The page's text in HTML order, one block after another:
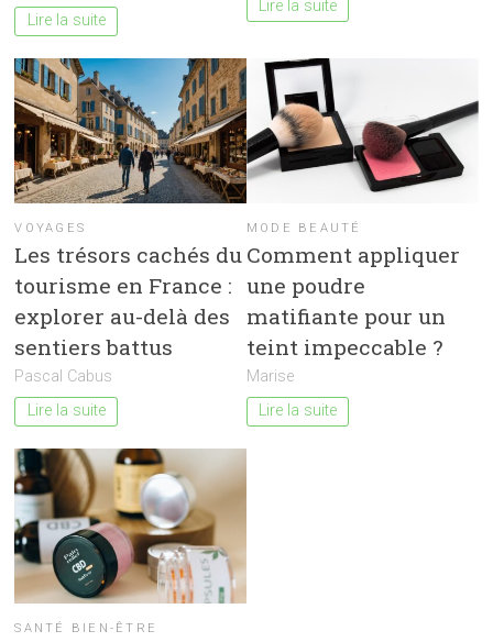
Lire la suite
Lire la suite
VOYAGES
Les trésors cachés du
tourisme en France :
explorer au-delà des
sentiers battus
Pascal Cabus
Lire la suite
MODE BEAUTÉ
Comment appliquer
une poudre
matifiante pour un
teint impeccable ?
Marise
Lire la suite
SANTÉ BIEN-ÊTRE